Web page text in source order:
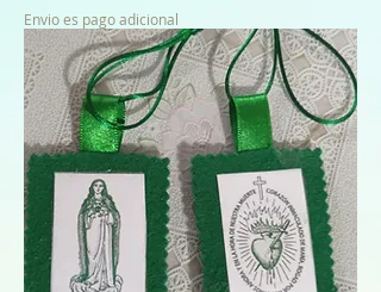
Envio es pago adicional